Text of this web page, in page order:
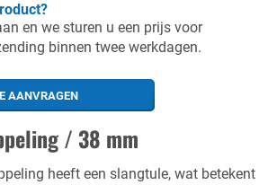
en we sturen u een prijs voor
binnen twee werkdagen.
AANVRAGEN
/ 38 mm
heeft een slangtule, wat betekent